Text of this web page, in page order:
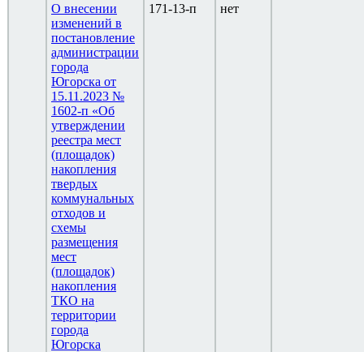
О внесении
изменений в
постановление
администрации
города
Югорска от
15.11.2023 №
1602-п «Об
утверждении
реестра мест
(площадок)
накопления
твердых
коммунальных
отходов и
схемы
размещения
мест
(площадок)
накопления
ТКО на
территории
города
Югорска
171-13-п нет